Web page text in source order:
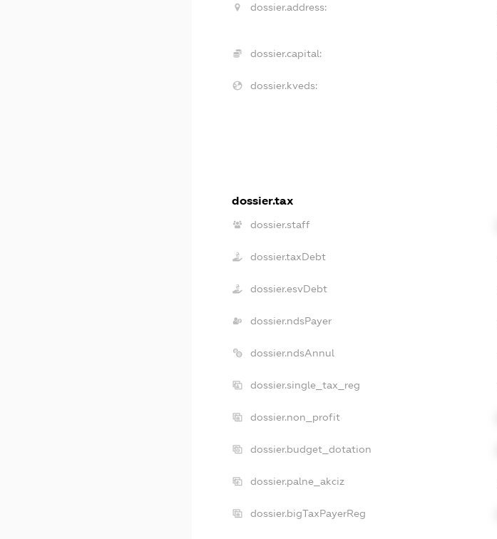
dossier.address:
dossier.capital:
dossier.kveds:
dossier.tax
dossier.staff
dossier.taxDebt
dossier.esvDebt
dossier.ndsPayer
dossier.ndsAnnul
dossier.single_tax_reg
dossier.non_profit
dossier.budget_dotation
dossier.palne_akciz
dossier.bigTaxPayerReg